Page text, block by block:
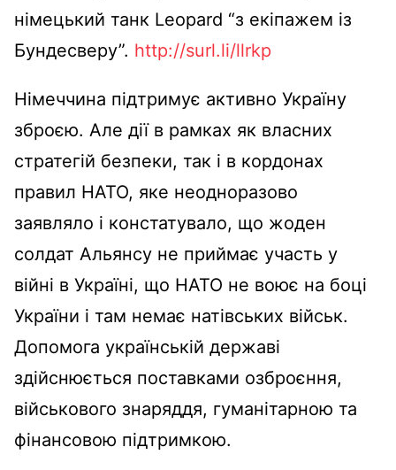
німецький танк Leopard “з екіпажем із
Бундесверу”. http://surl.li/llrkp
Німеччина підтримує активно Україну
зброєю. Але дії в рамках як власних
стратегій безпеки, так і в кордонах
правил НАТО, яке неодноразово
заявляло і констатувало, що жоден
солдат Альянсу не приймає участь у
війні в Україні, що НАТО не воює на боці
України і там немає натівських військ.
Допомога українській державі
здійснюється поставками озброєння,
військового знаряддя, гуманітарною та
фінансовою підтримкою.